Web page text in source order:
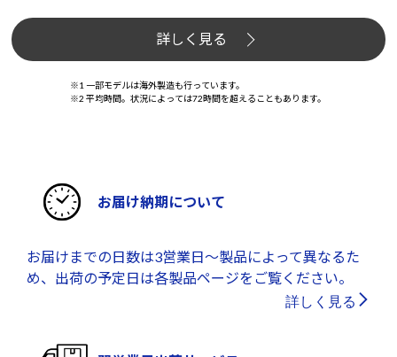
詳しく見る
※1 一部モデルは海外製造も行っています。
※2 平均時間。状況によっては72時間を超えることもあります。
お届け納期について
お届けまでの日数は3営業日～製品によって異なるた
め、出荷の予定日は各製品ページをご覧ください。
詳しく見る